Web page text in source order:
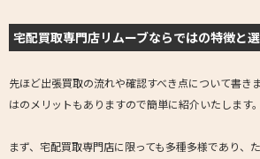
宅配買取専門店リムーブならではの特徴と
先ほど出張買取の流れや確認すべき点について書き
はのメリットもありますので簡単に紹介いたします。
まず、宅配買取専門店に限っても多種多様であり、